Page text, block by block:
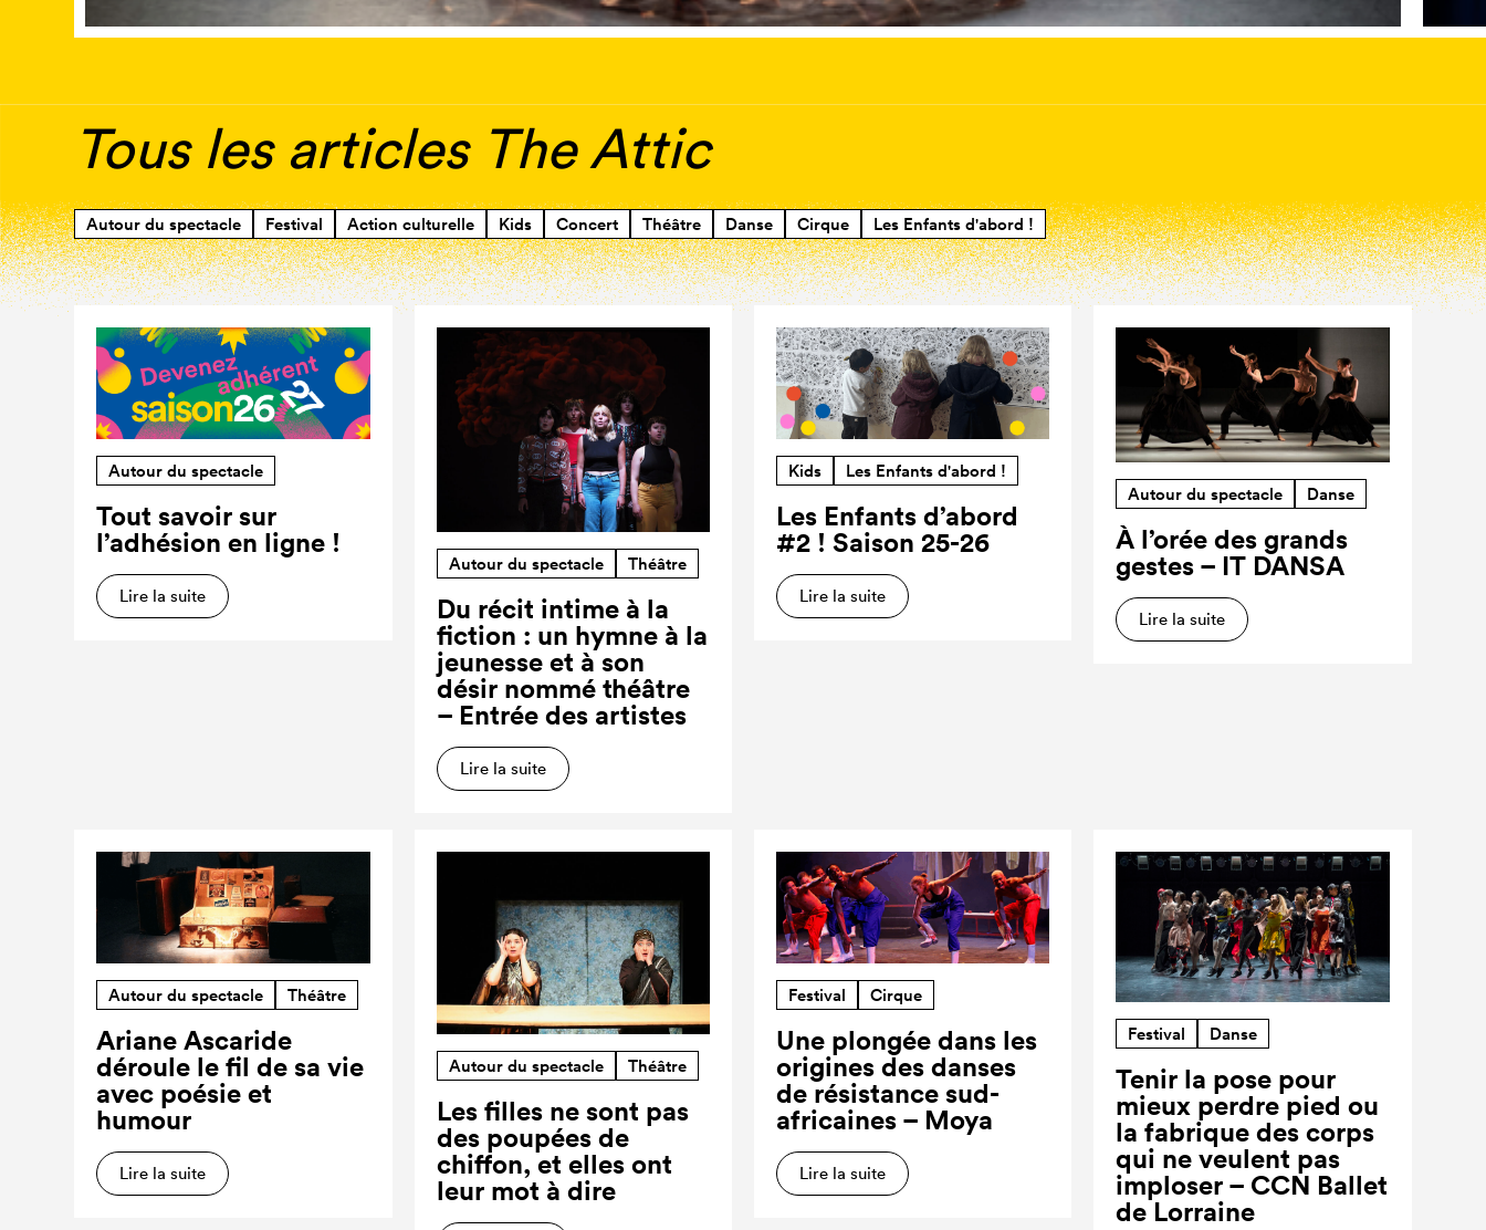
Tous les articles The Attic
Autour du spectacle Festival Action culturelle Kids Concert Théâtre Danse Cirque Les Enfants d'abord !
Autour du spectacle
Tout savoir sur
l’adhésion en ligne !
Lire la suite
Autour du spectacle Théâtre
Du récit intime à la
fiction : un hymne à la
jeunesse et à son
désir nommé théâtre
– Entrée des artistes
Lire la suite
Kids Les Enfants d'abord !
Les Enfants d’abord
#2 ! Saison 25-26
Lire la suite
Autour du spectacle Danse
À l’orée des grands
gestes – IT DANSA
Lire la suite
Autour du spectacle Théâtre
Ariane Ascaride
déroule le fil de sa vie
avec poésie et
humour
Lire la suite
Autour du spectacle Théâtre
Les filles ne sont pas
des poupées de
chiffon, et elles ont
leur mot à dire
Festival Cirque
Une plongée dans les
origines des danses
de résistance sud-
africaines – Moya
Lire la suite
Festival Danse
Tenir la pose pour
mieux perdre pied ou
la fabrique des corps
qui ne veulent pas
imploser – CCN Ballet
de Lorraine